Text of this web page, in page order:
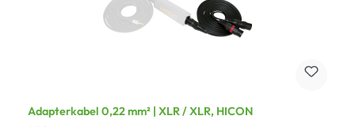
Adapterkabel 0,22 mm² | XLR / XLR, HICON